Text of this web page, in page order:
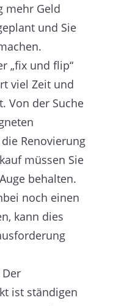
mehr Geld
und Sie
„fix und flip“
viel Zeit und
Von der Suche
Renovierung
müssen Sie
behalten.
noch einen
kann dies
ist ständigen